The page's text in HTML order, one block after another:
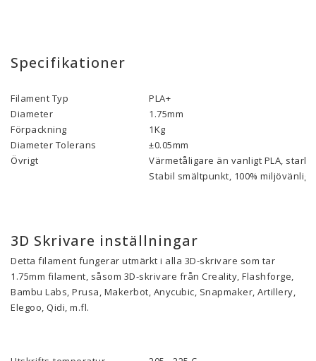
Specifikationer
Filament Typ
PLA+
Diameter
1.75mm
Förpackning
1Kg
Diameter Tolerans
±0.05mm
Övrigt
Värmetåligare än vanligt PLA,
Stabil smältpunkt, 100%
3D Skrivare inställningar
Detta filament fungerar utmärkt i alla 3D-skrivare som tar
1.75mm filament, såsom 3D-skrivare från Creality, Flashforge,
Bambu Labs, Prusa, Makerbot, Anycubic, Snapmaker, Artillery,
Elegoo, Qidi, m.fl.